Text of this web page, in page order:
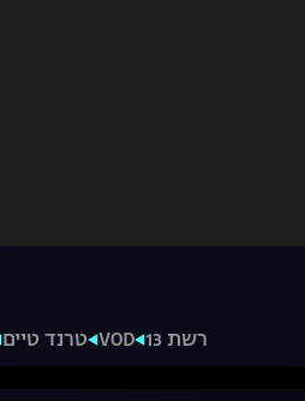
רשת 13 VOD טרנד טיים